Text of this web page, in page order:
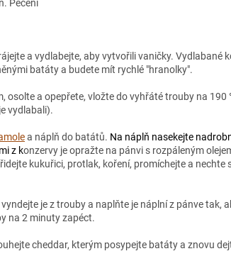
Pečení
a vydlabejte, aby vytvořili vaničky. Vydlabané
batáty a budete mít rychlé "hranolky".
osolte a opepřete, vložte do vyhřáté trouby na
vydlabali).
a náplň do batátů. Na náplň nasekejte
z konzervy je opražte na pánvi s rozpáleným
kukuřici, protlak, koření, promíchejte a
je z trouby a naplňte je náplní z pánve tak,
na 2 minuty zapéct.
cheddar, kterým posypejte batáty a znovu